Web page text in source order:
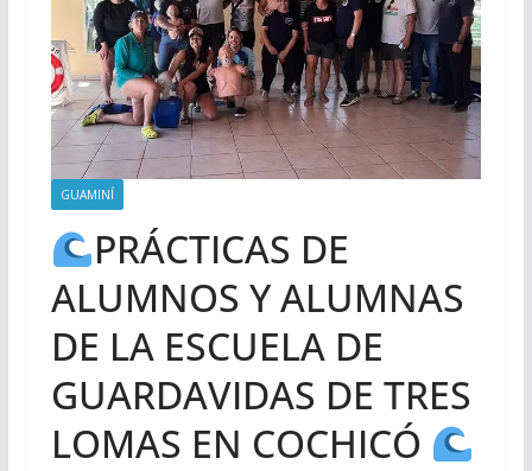
GUAMINÍ
PRÁCTICAS DE
ALUMNOS Y ALUMNAS
DE LA ESCUELA DE
GUARDAVIDAS DE TRES
LOMAS EN COCHICÓ